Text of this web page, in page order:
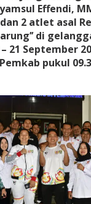
Effendi,
2 atlet asal
di
21 September
pukul